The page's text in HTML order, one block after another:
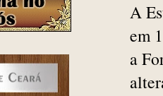
A
em
a